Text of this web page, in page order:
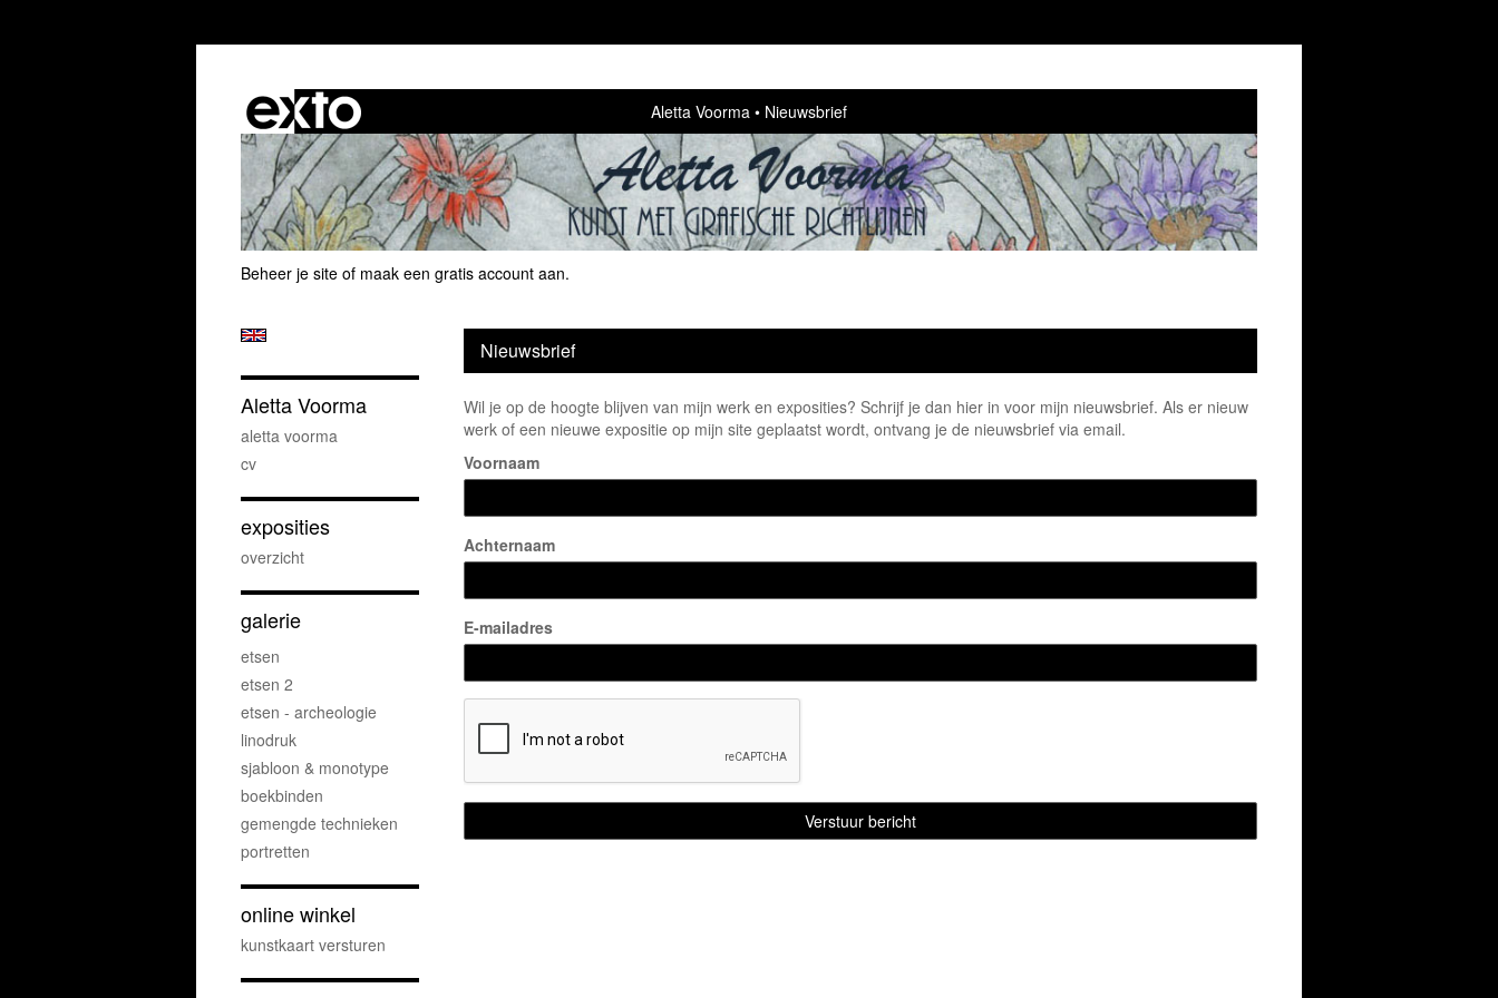
Aletta Voorma Nieuwsbrief
Beheer je site of maak een gratis account aan.
Nieuwsbrief
Wil je op de hoogte blijven van mijn werk en exposities? Schrijf je dan hier in voor mijn nieuwsbrief. Als er nieuw
werk of een nieuwe expositie op mijn site geplaatst wordt, ontvang je de nieuwsbrief via email.
Voornaam
Achternaam
E-mailadres
Aletta Voorma
aletta voorma
cv
exposities
overzicht
galerie
etsen
etsen 2
etsen - archeologie
linodruk
sjabloon & monotype
boekbinden
gemengde technieken
portretten
online winkel
kunstkaart versturen